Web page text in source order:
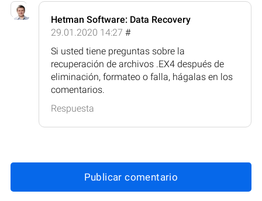
Hetman Software: Data Recovery
29.01.2020 14:27 #
Si usted tiene preguntas sobre la
recuperación de archivos .EX4 después de
eliminación, formateo o falla, hágalas en los
comentarios.
Respuesta
Publicar comentario